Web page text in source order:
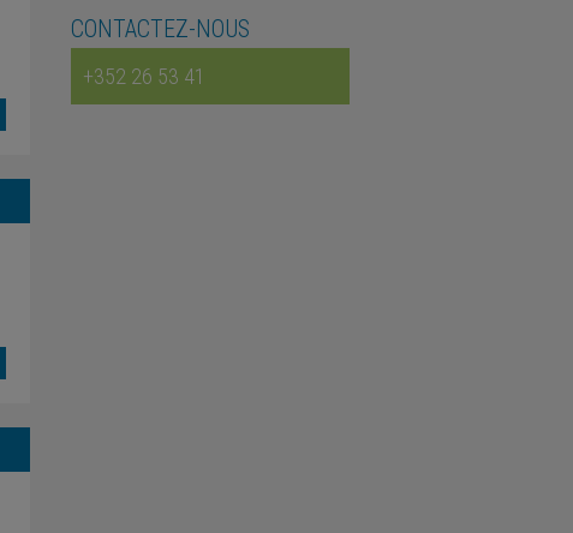
CONTACTEZ-NOUS
+352 26 53 41